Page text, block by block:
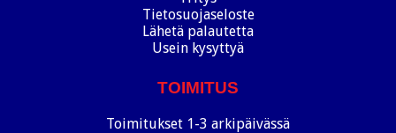
Tietosuojaseloste
Lähetä palautetta
Usein kysyttyä
TOIMITUS
Toimitukset 1-3 arkipäivässä